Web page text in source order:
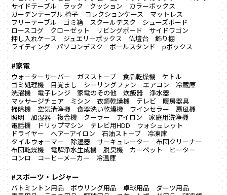
サイドテーブル
ラック クッション
カラーボックス
ガーデンテーブル.椅子
コレクションケース
マットレス
フリーテーブル
ゴミ箱 スクールデスク
シューズボード
ロースコグ
クローゼット リビングボード
サイドワゴン
押し入れケース
ジュエリーボックス 仏壇台
飾り棚
ライティング
パソコンデスク ポールスタンド pボックス
#家電
ウォーターサーバー ガスストーブ 食品乾燥機
ケトル
ゴミ処理機
目覚まし シーリングファン エアコン
冷蔵庫
洗濯機
電子レンジ 家電のその他 炊飯器
浄水器
マッサージチェア
ミシン 衣類乾燥機 テレビ
暖房器具
掃除機
空気清浄機 食器洗い乾燥機 ワインセラー
扇風機
照明
加湿器 複合機 クーラー アイロン
家庭用洗浄機
電話機
ドリップマシン テレビ用HDD
ウォシュレット
ドライヤー
ヘアーアイロン 石油ストーブ
冷凍庫
タイルウォーマー
除湿器 サーキュレーター
布団クリーナー
布団乾燥機
電解浄水生成機 脱臭機 カーペット
ヒーター
コンロ
コーヒーメーカー 冷温庫
#スポーツ・レジャー
バトミントン用品 ボウリング用品 卓球用品
ダーツ用品